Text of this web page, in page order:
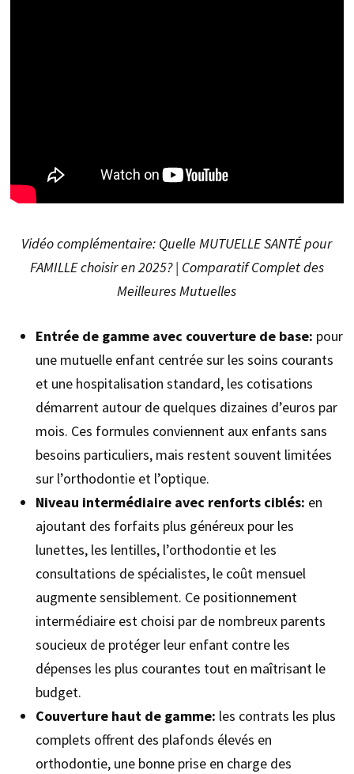
Vidéo complémentaire: Quelle MUTUELLE SANTÉ pour
FAMILLE choisir en 2025? | Comparatif Complet des
Meilleures Mutuelles
Entrée de gamme avec couverture de base: pour
une mutuelle enfant centrée sur les soins courants
et une hospitalisation standard, les cotisations
démarrent autour de quelques dizaines d’euros par
mois. Ces formules conviennent aux enfants sans
besoins particuliers, mais restent souvent limitées
sur l’orthodontie et l’optique.
Niveau intermédiaire avec renforts ciblés: en
ajoutant des forfaits plus généreux pour les
lunettes, les lentilles, l’orthodontie et les
consultations de spécialistes, le coût mensuel
augmente sensiblement. Ce positionnement
intermédiaire est choisi par de nombreux parents
soucieux de protéger leur enfant contre les
dépenses les plus courantes tout en maîtrisant le
budget.
Couverture haut de gamme: les contrats les plus
complets offrent des plafonds élevés en
orthodontie, une bonne prise en charge des